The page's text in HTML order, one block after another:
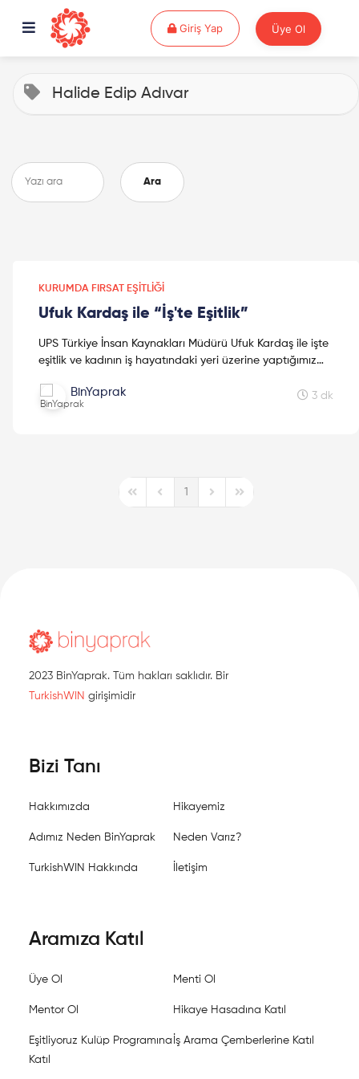
Giriş YapGiriş Yap Üye Ol
Halide Edip Adıvar
Ara
KURUMDA FIRSAT EŞITLIĞI
Ufuk Kardaş ile “İş'te Eşitlik”
UPS Türkiye İnsan Kaynakları Müdürü Ufuk Kardaş ile işte
eşitlik ve kadının iş hayatındaki yeri üzerine yaptığımız
BinYaprak 3 dk
First PagePrevious Page
1
Next PageLast Page
2023 BinYaprak. Tüm hakları saklıdır. Bir
TurkishWIN girişimidir
Bizi Tanı
Hakkımızda Hikayemiz
Adımız Neden BinYaprak Neden Varız?
TurkishWIN Hakkında İletişim
Aramıza Katıl
Üye Ol Menti Ol
Mentor Ol Hikaye Hasadına Katıl
Eşitliyoruz Kulüp Programına
Katıl
İş Arama Çemberlerine Katıl